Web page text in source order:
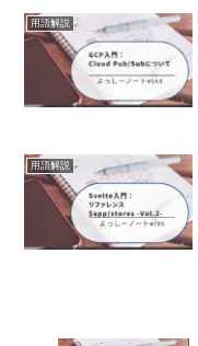
用語解説
用語解説